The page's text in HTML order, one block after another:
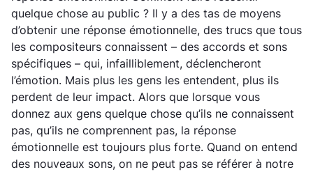
quelque chose au public ? Il y a des tas de moyens
d’obtenir une réponse émotionnelle, des trucs que tous
les compositeurs connaissent – des accords et sons
spécifiques – qui, infailliblement, déclencheront
l’émotion. Mais plus les gens les entendent, plus ils
perdent de leur impact. Alors que lorsque vous
donnez aux gens quelque chose qu’ils ne connaissent
pas, qu’ils ne comprennent pas, la réponse
émotionnelle est toujours plus forte. Quand on entend
des nouveaux sons, on ne peut pas se référer à notre